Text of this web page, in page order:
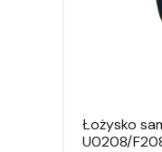
Łożysko
U0208/